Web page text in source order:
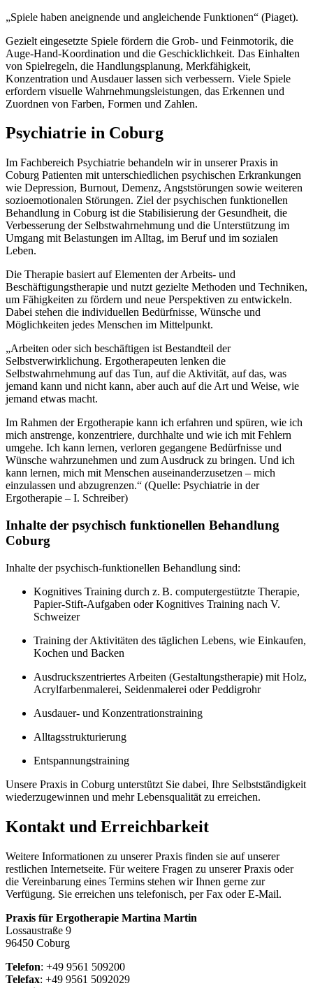
„Spiele haben aneignende und angleichende Funktionen“ (Piaget).
Gezielt eingesetzte Spiele fördern die Grob- und Feinmotorik, die
Auge-Hand-Koordination und die Geschicklichkeit. Das Einhalten
von Spielregeln, die Handlungsplanung, Merkfähigkeit,
Konzentration und Ausdauer lassen sich verbessern. Viele Spiele
erfordern visuelle Wahrnehmungsleistungen, das Erkennen und
Zuordnen von Farben, Formen und Zahlen.
Psychiatrie in Coburg
Im Fachbereich Psychiatrie behandeln wir in unserer Praxis in
Coburg Patienten mit unterschiedlichen psychischen Erkrankungen
wie Depression, Burnout, Demenz, Angststörungen sowie weiteren
sozioemotionalen Störungen. Ziel der psychischen funktionellen
Behandlung in Coburg ist die Stabilisierung der Gesundheit, die
Verbesserung der Selbstwahrnehmung und die Unterstützung im
Umgang mit Belastungen im Alltag, im Beruf und im sozialen
Leben.
Die Therapie basiert auf Elementen der Arbeits- und
Beschäftigungstherapie und nutzt gezielte Methoden und Techniken,
um Fähigkeiten zu fördern und neue Perspektiven zu entwickeln.
Dabei stehen die individuellen Bedürfnisse, Wünsche und
Möglichkeiten jedes Menschen im Mittelpunkt.
„Arbeiten oder sich beschäftigen ist Bestandteil der
Selbstverwirklichung. Ergotherapeuten lenken die
Selbstwahrnehmung auf das Tun, auf die Aktivität, auf das, was
jemand kann und nicht kann, aber auch auf die Art und Weise, wie
jemand etwas macht.
Im Rahmen der Ergotherapie kann ich erfahren und spüren, wie ich
mich anstrenge, konzentriere, durchhalte und wie ich mit Fehlern
umgehe. Ich kann lernen, verloren gegangene Bedürfnisse und
Wünsche wahrzunehmen und zum Ausdruck zu bringen. Und ich
kann lernen, mich mit Menschen auseinanderzusetzen – mich
einzulassen und abzugrenzen.“ (Quelle: Psychiatrie in der
Ergotherapie – I. Schreiber)
Inhalte der psychisch funktionellen Behandlung
Coburg
Inhalte der psychisch-funktionellen Behandlung sind:
Kognitives Training durch z. B. computergestützte Therapie,
Papier-Stift-Aufgaben oder Kognitives Training nach V.
Schweizer
Training der Aktivitäten des täglichen Lebens, wie Einkaufen,
Kochen und Backen
Ausdruckszentriertes Arbeiten (Gestaltungstherapie) mit Holz,
Acrylfarbenmalerei, Seidenmalerei oder Peddigrohr
Ausdauer- und Konzentrationstraining
Alltagsstrukturierung
Entspannungstraining
Unsere Praxis in Coburg unterstützt Sie dabei, Ihre Selbstständigkeit
wiederzugewinnen und mehr Lebensqualität zu erreichen.
Kontakt und Erreichbarkeit
Weitere Informationen zu unserer Praxis finden sie auf unserer
restlichen Internetseite. Für weitere Fragen zu unserer Praxis oder
die Vereinbarung eines Termins stehen wir Ihnen gerne zur
Verfügung. Sie erreichen uns telefonisch, per Fax oder E-Mail.
Praxis für Ergotherapie Martina Martin
Lossaustraße 9
96450 Coburg
Telefon: +49 9561 509200
Telefax: +49 9561 5092029